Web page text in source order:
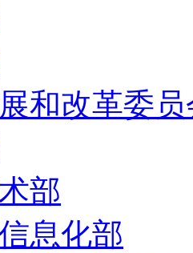
和改革委
部
息化部